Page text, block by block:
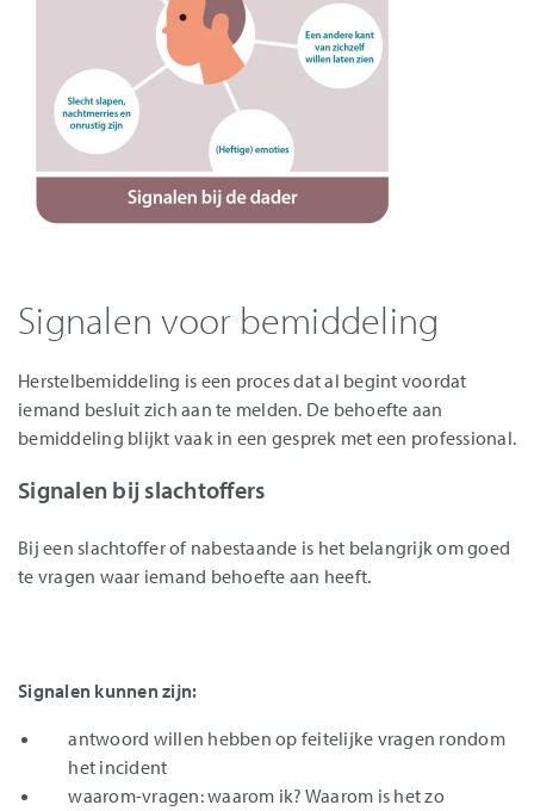
Signalen voor bemiddeling
Herstelbemiddeling is een proces dat al begint voordat
iemand besluit zich aan te melden. De behoefte aan
bemiddeling blijkt vaak in een gesprek met een professional.
Signalen bij slachtoffers
Bij een slachtoffer of nabestaande is het belangrijk om goed
te vragen waar iemand behoefte aan heeft.
Signalen kunnen zijn:
antwoord willen hebben op feitelijke vragen rondom
het incident
waarom-vragen: waarom ik? Waarom is het zo